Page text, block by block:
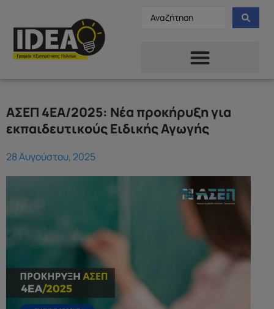
ΑΣΕΠ 4ΕΑ/2025: Νέα προκήρυξη για
εκπαιδευτικούς Ειδικής Αγωγής
28 Αυγούστου, 2025